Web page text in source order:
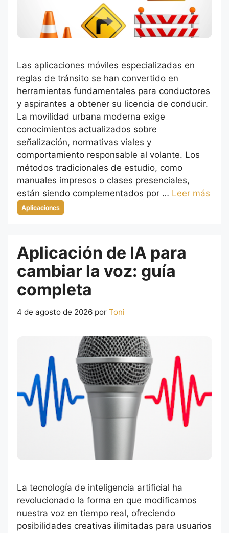
Las aplicaciones móviles especializadas en
reglas de tránsito se han convertido en
herramientas fundamentales para conductores
y aspirantes a obtener su licencia de conducir.
La movilidad urbana moderna exige
conocimientos actualizados sobre
señalización, normativas viales y
comportamiento responsable al volante. Los
métodos tradicionales de estudio, como
manuales impresos o clases presenciales,
están siendo complementados por … Leer más
Categorías
Aplicaciones
Aplicación de IA para
cambiar la voz: guía
completa
4 de agosto de 2026 por Toni
La tecnología de inteligencia artificial ha
revolucionado la forma en que modificamos
nuestra voz en tiempo real, ofreciendo
posibilidades creativas ilimitadas para usuarios